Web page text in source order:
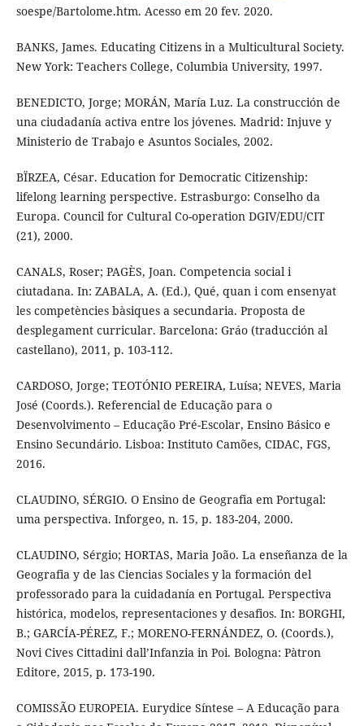
soespe/Bartolome.htm. Acesso em 20 fev. 2020.
BANKS, James. Educating Citizens in a Multicultural Society.
New York: Teachers College, Columbia University, 1997.
BENEDICTO, Jorge; MORÁN, María Luz. La construcción de
una ciudadanía activa entre los jóvenes. Madrid: Injuve y
Ministerio de Trabajo e Asuntos Sociales, 2002.
BÏRZEA, César. Education for Democratic Citizenship:
lifelong learning perspective. Estrasburgo: Conselho da
Europa. Council for Cultural Co-operation DGIV/EDU/CIT
(21), 2000.
CANALS, Roser; PAGÈS, Joan. Competencia social i
ciutadana. In: ZABALA, A. (Ed.), Qué, quan i com ensenyat
les competències bàsiques a secundaria. Proposta de
desplegament curricular. Barcelona: Gráo (traducción al
castellano), 2011, p. 103-112.
CARDOSO, Jorge; TEOTÓNIO PEREIRA, Luísa; NEVES, Maria
José (Coords.). Referencial de Educação para o
Desenvolvimento – Educação Pré-Escolar, Ensino Básico e
Ensino Secundário. Lisboa: Instituto Camões, CIDAC, FGS,
2016.
CLAUDINO, SÉRGIO. O Ensino de Geografia em Portugal:
uma perspectiva. Inforgeo, n. 15, p. 183-204, 2000.
CLAUDINO, Sérgio; HORTAS, Maria João. La enseñanza de la
Geografia y de las Ciencias Sociales y la formación del
professorado para la cuidadanía en Portugal. Perspectiva
histórica, modelos, representaciones y desafios. In: BORGHI,
B.; GARCÍA-PÉREZ, F.; MORENO-FERNÁNDEZ, O. (Coords.),
Novi Cives Cittadini dall’Infanzia in Poi. Bologna: Pàtron
Editore, 2015, p. 173-190.
COMISSÃO EUROPEIA. Eurydice Síntese – A Educação para